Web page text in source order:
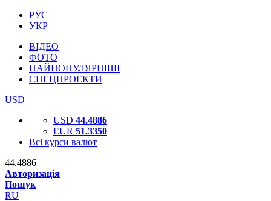
РУС
УКР
ВІДЕО
ФОТО
НАЙПОПУЛЯРНІШІ
СПЕЦПРОЕКТИ
USD
USD 44.4886
EUR 51.3350
Всі курси валют
44.4886
Авторизація
Пошук
RU